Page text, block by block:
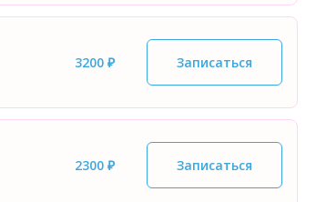
3200 ₽ Записаться
2300 ₽ Записаться